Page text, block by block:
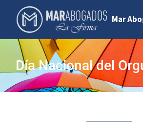
Mar
Día Nacional del